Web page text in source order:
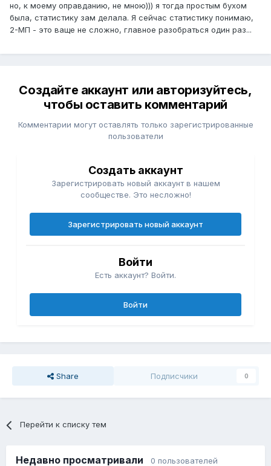
но, к моему оправданию, не мною))) я тогда простым бухом
была, статистику зам делала. Я сейчас статистику понимаю,
2-МП - это ваще не сложно, главное разобраться один раз...
Создайте аккаунт или авторизуйтесь,
чтобы оставить комментарий
Комментарии могут оставлять только зарегистрированные
пользователи
Создать аккаунт
Зарегистрировать новый аккаунт в нашем
сообществе. Это несложно!
Зарегистрировать новый аккаунт
Войти
Есть аккаунт? Войти.
Войти
Share Подписчики 0
Перейти к списку тем
Недавно просматривали 0 пользователей